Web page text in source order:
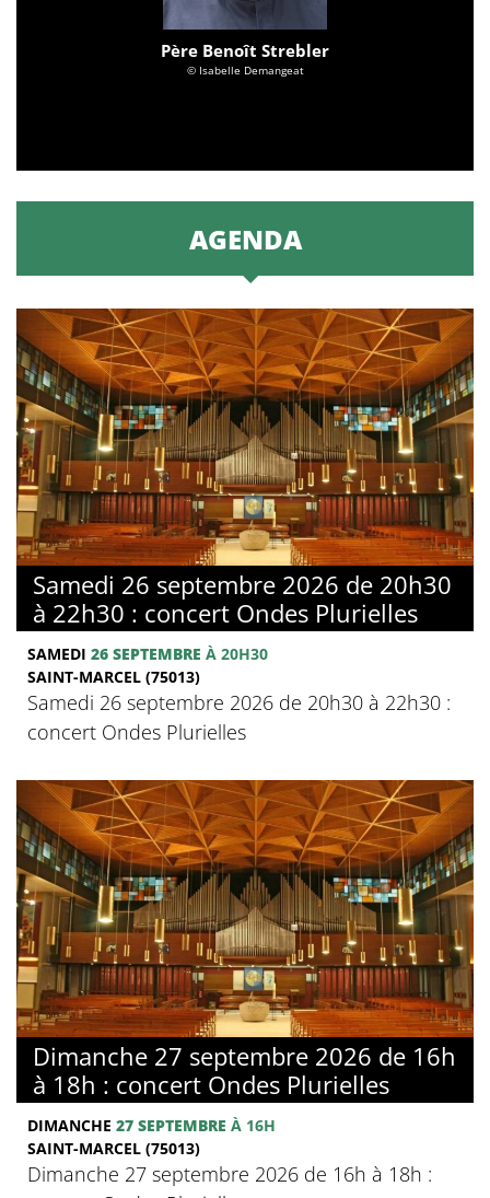
Père Benoît Strebler
© Isabelle Demangeat
AGENDA
Samedi 26 septembre 2026 de 20h30
à 22h30 : concert Ondes Plurielles
SAMEDI 26 SEPTEMBRE À 20H30
SAINT-MARCEL (75013)
Samedi 26 septembre 2026 de 20h30 à 22h30 :
concert Ondes Plurielles
Dimanche 27 septembre 2026 de 16h
à 18h : concert Ondes Plurielles
DIMANCHE 27 SEPTEMBRE À 16H
SAINT-MARCEL (75013)
Dimanche 27 septembre 2026 de 16h à 18h :